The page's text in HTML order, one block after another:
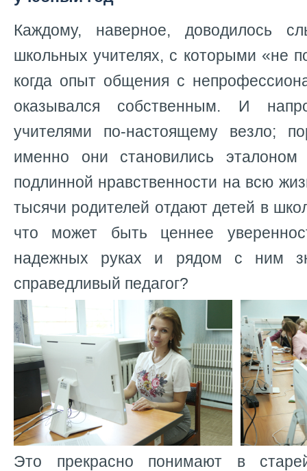
Каждому, наверное, доводилось
школьных учителях, с которыми «не
когда опыт общения с
оказывался собственным. И
учителями по-настоящему везло;
именно они становились эталоном
подлинной нравственности на всю
тысячи родителей отдают детей в
что может быть ценнее
надежных руках и рядом с ним
справедливый педагог?
Это прекрасно понимают в